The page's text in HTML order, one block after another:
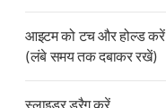
आइटम को टच और होल्ड करें
(लंबे समय तक दबाकर रखें)